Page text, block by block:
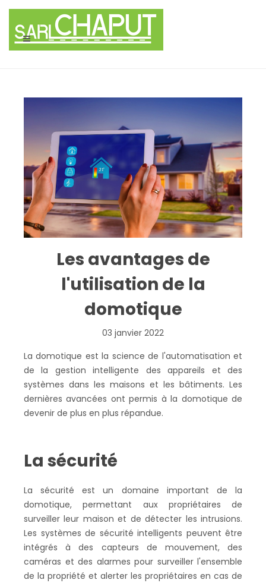
Les avantages de
l'utilisation de la
domotique
03 janvier 2022
La domotique est la science de l'automatisation et
de la gestion intelligente des appareils et des
systèmes dans les maisons et les bâtiments. Les
dernières avancées ont permis à la domotique de
devenir de plus en plus répandue.
La sécurité
La sécurité est un domaine important de la
domotique, permettant aux propriétaires de
surveiller leur maison et de détecter les intrusions.
Les systèmes de sécurité intelligents peuvent être
intégrés à des capteurs de mouvement, des
caméras et des alarmes pour surveiller l'ensemble
de la propriété et alerter les propriétaires en cas de
Panneau de gestion des cookies